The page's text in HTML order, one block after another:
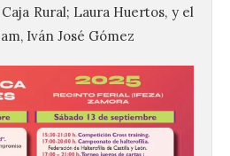
Rural; Laura Huertos, y el
Iván José Gómez